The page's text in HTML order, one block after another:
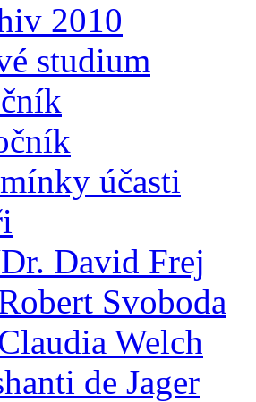
2010
studium
účasti
David Frej
Svoboda
Welch
de Jager